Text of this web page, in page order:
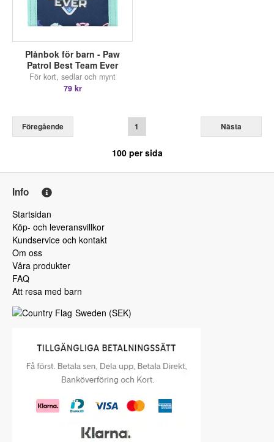
Plånbok för barn - Paw
Patrol Best Team Ever
För kort, sedlar och mynt
79 kr
Föregående 1 Nästa
100 per sida
Info
Startsidan
Köp- och leveransvillkor
Kundservice och kontakt
Om oss
Våra produkter
FAQ
Att resa med barn
Sweden (SEK)